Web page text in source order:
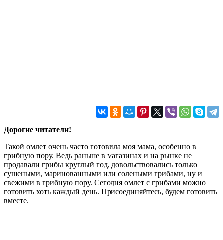
Дорогие читатели!
Такой омлет очень часто готовила моя мама, особенно в
грибную пору. Ведь раньше в магазинах и на рынке не
продавали грибы круглый год, довольствовались только
сушеными, маринованными или солеными грибами, ну и
свежими в грибную пору. Сегодня омлет с грибами можно
готовить хоть каждый день. Присоединяйтесь, будем готовить
вместе.